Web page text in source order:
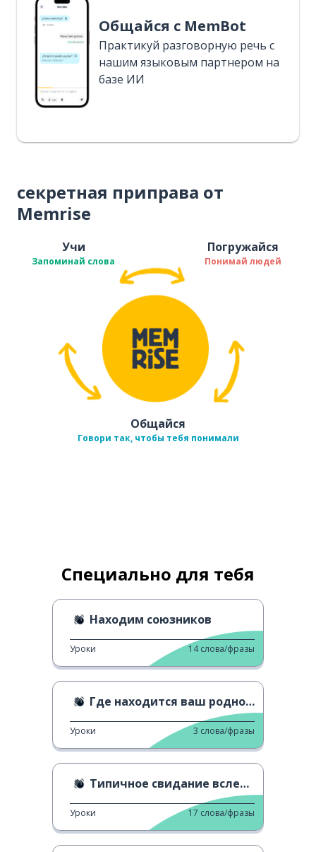
Общайся с MemBot
Практикуй разговорную речь с
нашим языковым партнером на
базе ИИ
секретная приправа от
Memrise
Учи
Запоминай слова
Погружайся
Понимай людей
Общайся
Говори так, чтобы тебя понимали
Специально для тебя
Находим союзников
Уроки 14 слова/фразы
Где находится ваш родной город?
Уроки 3 слова/фразы
Типичное свидание вслепую
Уроки 17 слова/фразы